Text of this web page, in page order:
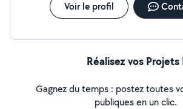
Voir le profil
Réalisez vos Projets
Gagnez du temps : postez toutes
publiques en un clic.